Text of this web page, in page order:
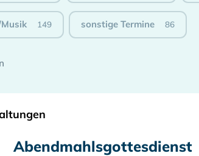
149 sonstige Termine 86
Abendmahlsgottesdienst